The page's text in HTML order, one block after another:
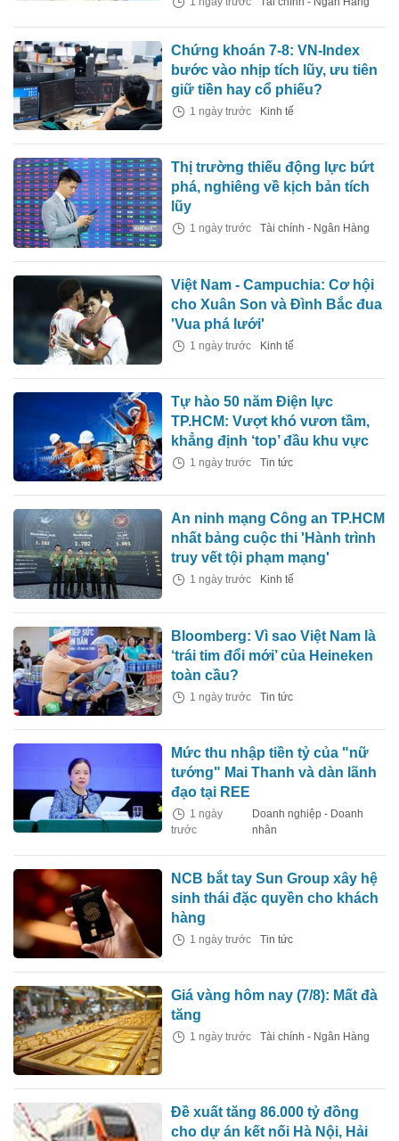
Chứng khoán 7-8: VN-Index
bước vào nhịp tích lũy, ưu tiên
giữ tiền hay cổ phiếu?
1 ngày trước Kinh tế
Thị trường thiếu động lực bứt
phá, nghiêng về kịch bản tích
lũy
1 ngày trước Tài chính - Ngân Hàng
Việt Nam - Campuchia: Cơ hội
cho Xuân Son và Đình Bắc đua
'Vua phá lưới'
1 ngày trước Kinh tế
Tự hào 50 năm Điện lực
TP.HCM: Vượt khó vươn tầm,
khẳng định ‘top’ đầu khu vực
1 ngày trước Tin tức
An ninh mạng Công an TP.HCM
nhất bảng cuộc thi 'Hành trình
truy vết tội phạm mạng'
1 ngày trước Kinh tế
Bloomberg: Vì sao Việt Nam là
‘trái tim đổi mới’ của Heineken
toàn cầu?
1 ngày trước Tin tức
Mức thu nhập tiền tỷ của "nữ
tướng" Mai Thanh và dàn lãnh
đạo tại REE
1 ngày
trước
Doanh nghiệp - Doanh
nhân
NCB bắt tay Sun Group xây hệ
sinh thái đặc quyền cho khách
hàng
1 ngày trước Tin tức
Giá vàng hôm nay (7/8): Mất đà
tăng
1 ngày trước Tài chính - Ngân Hàng
Đề xuất tăng 86.000 tỷ đồng
cho dự án kết nối Hà Nội, Hải